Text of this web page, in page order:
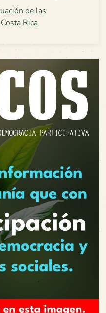
de las
Rica